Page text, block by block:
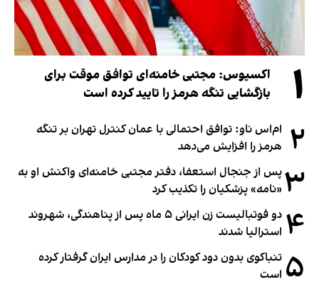
۱
اکسیوس: مجتبی خامنه‌ای توافق موقت برای
بازگشایی تنگه هرمز را تایید کرده است
۲ ام‌اس ناو: توافق احتمالی با عمان کنترل تهران بر تنگه
هرمز را افزایش می‌دهد
۳پس از جنجال استعفا، دفتر مجتبی خامنه‌ای واکنش او به
«نامه» پزشکیان را تکذیب کرد
۴
دو فوتبالیست زن ایرانی ۵ ماه پس از پناهندگی، شهروند
استرالیا شدند
۵ تنباکوی بدون دود کودکان را در مدارس ایران گرفتار کرده
است